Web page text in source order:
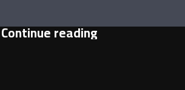
Continue reading